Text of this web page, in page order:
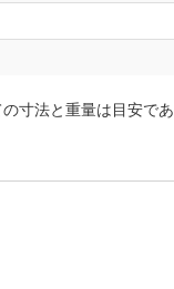
寸法と重量は目安であ